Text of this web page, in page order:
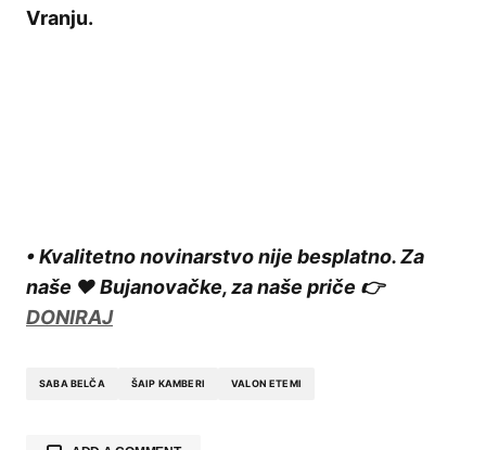
Vranju.
• Kvalitetno novinarstvo nije besplatno. Za
naše ❤️ Bujanovačke, za naše priče 👉
DONIRAJ
SABA BELČA ŠAIP KAMBERI VALON ETEMI